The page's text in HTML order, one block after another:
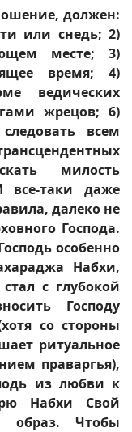
должен:
или снедь; 2)
месте; 3)
время; 4)
ведических
жрецов; 6)
всем
милость
все-таки даже
далеко не
Господа.
особенно
Набхи,
с глубокой
Господу
со стороны
ритуальное
праваргья),
из любви к
Набхи Свой
образ. Чтобы